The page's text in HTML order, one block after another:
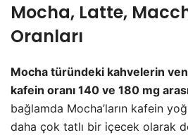
Mocha, Latte,
Oranları
Mocha türündeki kahvelerin
kafein oranı 140 ve 180 mg
bağlamda Mocha’ların kafein
daha çok tatlı bir içecek olarak